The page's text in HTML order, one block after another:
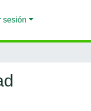
sesión